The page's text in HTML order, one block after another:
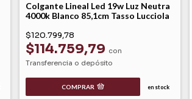
Colgante Lineal Led 19w Luz Neutra
4000k Blanco 85,1cm Tasso Lucciola
$120.799,78
$114.759,79 con
Transferencia o depósito
COMPRAR en stock